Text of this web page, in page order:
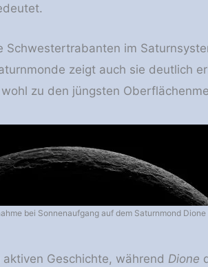
Schwestertrabanten im
zeigt auch sie deutlich
zu den jüngsten
bei Sonnenaufgang auf dem Saturnmond Dione
Geschichte, während Dione